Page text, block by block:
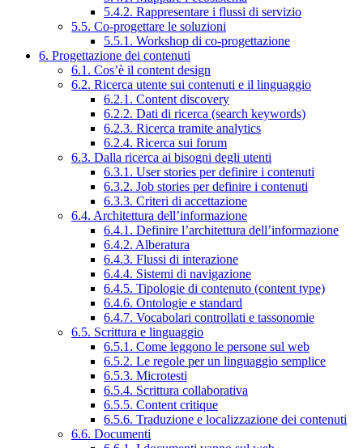
5.4.2. Rappresentare i flussi di servizio
5.5. Co-progettare le soluzioni
5.5.1. Workshop di co-progettazione
6. Progettazione dei contenuti
6.1. Cos’è il content design
6.2. Ricerca utente sui contenuti e il linguaggio
6.2.1. Content discovery
6.2.2. Dati di ricerca (search keywords)
6.2.3. Ricerca tramite analytics
6.2.4. Ricerca sui forum
6.3. Dalla ricerca ai bisogni degli utenti
6.3.1. User stories per definire i contenuti
6.3.2. Job stories per definire i contenuti
6.3.3. Criteri di accettazione
6.4. Architettura dell’informazione
6.4.1. Definire l’architettura dell’informazione
6.4.2. Alberatura
6.4.3. Flussi di interazione
6.4.4. Sistemi di navigazione
6.4.5. Tipologie di contenuto (content type)
6.4.6. Ontologie e standard
6.4.7. Vocabolari controllati e tassonomie
6.5. Scrittura e linguaggio
6.5.1. Come leggono le persone sul web
6.5.2. Le regole per un linguaggio semplice
6.5.3. Microtesti
6.5.4. Scrittura collaborativa
6.5.5. Content critique
6.5.6. Traduzione e localizzazione dei contenuti
6.6. Documenti